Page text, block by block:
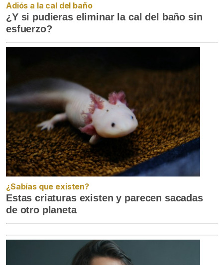
Adiós a la cal del baño
¿Y si pudieras eliminar la cal del baño sin
esfuerzo?
¿Sabías que existen?
Estas criaturas existen y parecen sacadas
de otro planeta